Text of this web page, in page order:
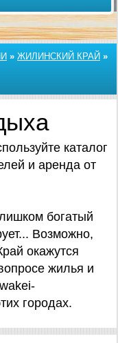
» ЖИЛИНСКИЙ КРАЙ »
каталог
и аренда от
богатый
Возможно,
окажутся
жилья и
городах.